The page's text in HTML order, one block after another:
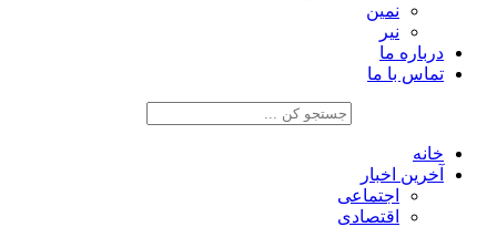
نمین
نیر
درباره ما
تماس با ما
خانه
آخرین اخبار
اجتماعی
اقتصادی